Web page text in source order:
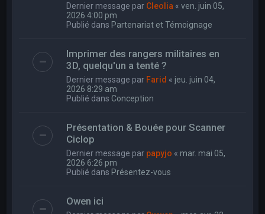
Dernier message par Cleolia «ven. juin 05,
2026 4:00 pm
Publié dans Partenariat et Témoignage
Imprimer des rangers militaires en
3D, quelqu'un a tenté ?
Dernier message par Farid « jeu. juin 04,
2026 8:29 am
Publié dans Conception
Présentation & Bouée pour Scanner
Ciclop
Dernier message par papyjo « mar. mai 05,
2026 6:26 pm
Publié dans Présentez-vous
Owen ici